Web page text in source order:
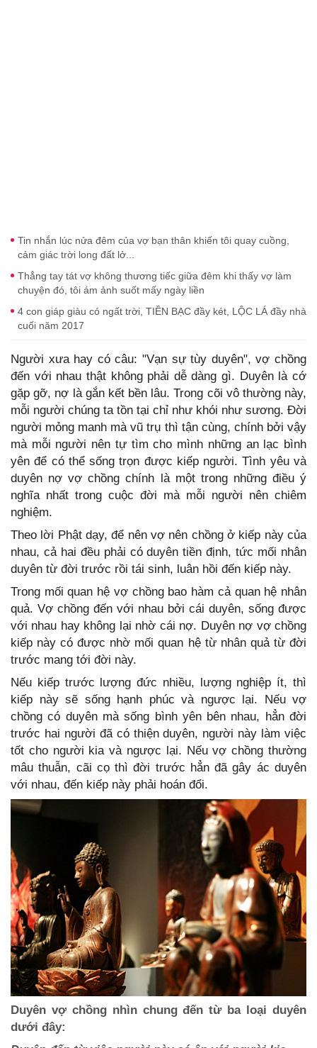
Tin nhắn lúc nửa đêm của vợ bạn thân khiến tôi quay cuồng,
cảm giác trời long đất lở...
Thẳng tay tát vợ không thương tiếc giữa đêm khi thấy vợ làm
chuyện đó, tôi ám ảnh suốt mấy ngày liền
4 con giáp giàu có ngất trời, TIỀN BẠC đầy két, LỘC LÁ đầy nhà
cuối năm 2017
Người xưa hay có câu: "Vạn sự tùy duyên", vợ chồng
đến với nhau thật không phải dễ dàng gì. Duyên là cớ
gặp gỡ, nợ là gắn kết bền lâu. Trong cõi vô thường này,
mỗi người chúng ta tồn tại chỉ như khói như sương. Đời
người mỏng manh mà vũ trụ thì tận cùng, chính bởi vậy
mà mỗi người nên tự tìm cho mình những an lạc bình
yên để có thể sống trọn được kiếp người. Tình yêu và
duyên nợ vợ chồng chính là một trong những điều ý
nghĩa nhất trong cuộc đời mà mỗi người nên chiêm
nghiệm.
Theo lời Phật dạy, để nên vợ nên chồng ở kiếp này của
nhau, cả hai đều phải có duyên tiền định, tức mối nhân
duyên từ đời trước rồi tái sinh, luân hồi đến kiếp này.
Trong mối quan hệ vợ chồng bao hàm cả quan hệ nhân
quả. Vợ chồng đến với nhau bởi cái duyên, sống được
với nhau hay không lại nhờ cái nợ. Duyên nợ vợ chồng
kiếp này có được nhờ mối quan hệ từ nhân quả từ đời
trước mang tới đời này.
Nếu kiếp trước lượng đức nhiều, lượng nghiệp ít, thì
kiếp này sẽ sống hạnh phúc và ngược lại. Nếu vợ
chồng có duyên mà sống bình yên bên nhau, hẳn đời
trước hai người đã có thiện duyên, người này làm việc
tốt cho người kia và ngược lại. Nếu vợ chồng thường
mâu thuẫn, cãi cọ thì đời trước hẳn đã gây ác duyên
với nhau, đến kiếp này phải hoán đổi.
Duyên vợ chồng nhìn chung đến từ ba loại duyên
dưới đây: